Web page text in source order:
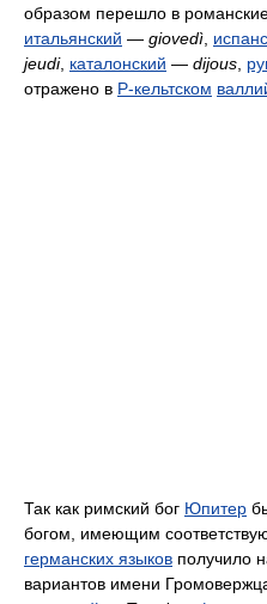
образом перешло в
итальянский — giovedì
jeudi, каталонский — dijous
отражено в P-кельтском
Так как римский бог Юпитер
богом, имеющим
германских языков получило
вариантов имени